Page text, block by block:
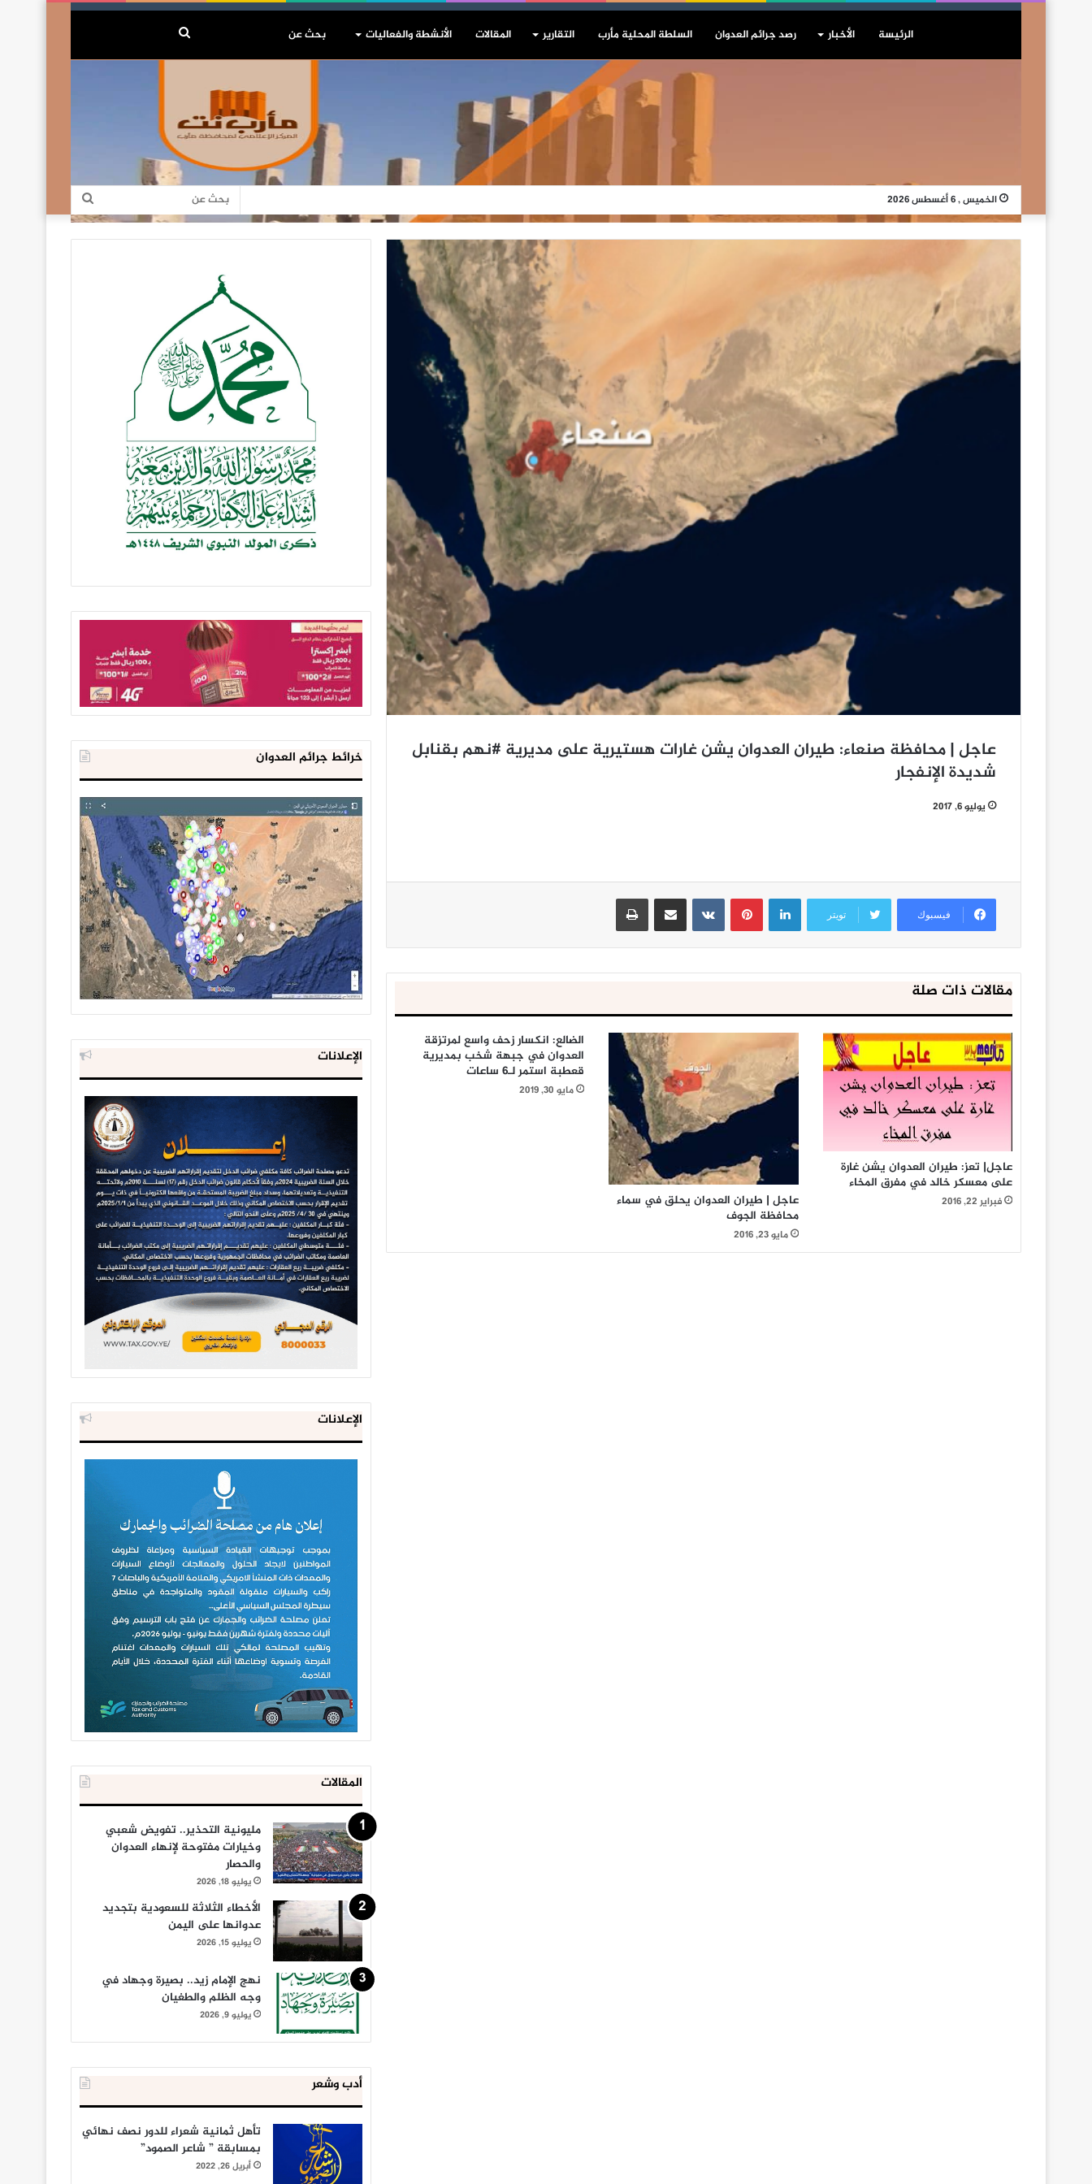
الرئيسة الأخبار رصد جرائم العدوان السلطة المحلية مأرب التقارير المقالات الأنشطة والفعاليات بحث
الخميس , 6 أغسطس 2026
بحث
عن
عاجل | محافظة صنعاء: طيران العدوان يشن غارات هستيرية على مديرية #نهم بقنابل
شديدة الإنفجار
يوليو 6, 2017
فيسبوك تويتر
لينكدإنبينتيريست مشاركة عبر البريد طباعة
مقالات ذات صلة
عاجل| تعز: طيران العدوان يشن غارة
على معسكر خالد في مفرق المخاء
فبراير 22, 2016
عاجل | طيران العدوان يحلق في سماء
محافظة الجوف
مايو 23, 2016
الضالع: انكسار زحف واسع لمرتزقة
العدوان في جبهة شخب بمديرية
قعطبة استمر لـ6 ساعات
مايو 30, 2019
خرائط جرائم العدوان
الإعلانات
الإعلانات
المقالات
مليونية التحذير.. تفويض شعبي
وخيارات مفتوحة لإنهاء العدوان
والحصار
يوليو 18, 2026
الأخطاء الثلاثة للسعودية بتجديد
عدوانها على اليمن
يوليو 15, 2026
نهج الإمام زيد.. بصيرة وجهاد في
وجه الظلم والطغيان
يوليو 9, 2026
أدب وشعر
تأهل ثمانية شعراء للدور نصف نهائي
بمسابقة ” شاعر الصمود”
أبريل 26, 2022